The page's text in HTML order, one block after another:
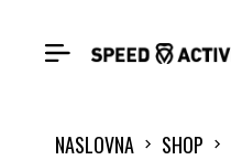
NASLOVNA SHOP